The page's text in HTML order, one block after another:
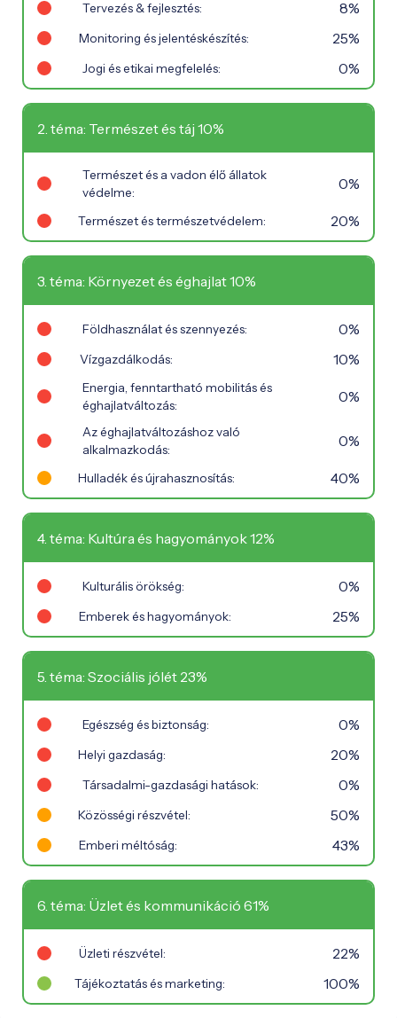
Tervezés & fejlesztés: 8%
Monitoring és jelentéskészítés: 25%
Jogi és etikai megfelelés: 0%
2. téma: Természet és táj 10%
Természet és a vadon élő állatok
védelme:
0%
Természet és természetvédelem: 20%
3. téma: Környezet és éghajlat 10%
Földhasználat és szennyezés: 0%
Vízgazdálkodás: 10%
Energia, fenntartható mobilitás és
éghajlatváltozás:
0%
Az éghajlatváltozáshoz való
alkalmazkodás:
0%
Hulladék és újrahasznosítás: 40%
4. téma: Kultúra és hagyományok 12%
Kulturális örökség: 0%
Emberek és hagyományok: 25%
5. téma: Szociális jólét 23%
Egészség és biztonság: 0%
Helyi gazdaság: 20%
Társadalmi-gazdasági hatások: 0%
Közösségi részvétel: 50%
Emberi méltóság: 43%
6. téma: Üzlet és kommunikáció 61%
Üzleti részvétel: 22%
Tájékoztatás és marketing: 100%